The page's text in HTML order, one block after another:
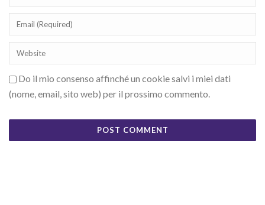
Do il mio consenso affinché un cookie salvi i miei dati
(nome, email, sito web) per il prossimo commento.